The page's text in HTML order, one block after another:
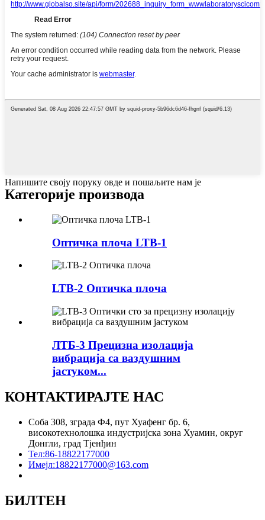
Напишите своју поруку овде и пошаљите нам је
Категорије производа
Оптичка плоча LTB-1
LTB-2 Оптичка плоча
ЛТБ-3 Прецизна изолација
вибрација са ваздушним
јастуком...
КОНТАКТИРАЈТЕ НАС
Соба 308, зграда Ф4, пут Хуафенг бр. 6,
високотехнолошка индустријска зона Хуамин, округ
Донгли, град Тјенђин
Тел:86-18822177000
Имејл:18822177000@163.com
БИЛТЕН